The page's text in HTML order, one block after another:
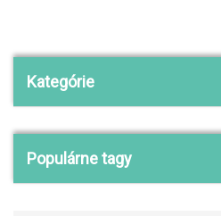
Kategórie
Populárne tagy